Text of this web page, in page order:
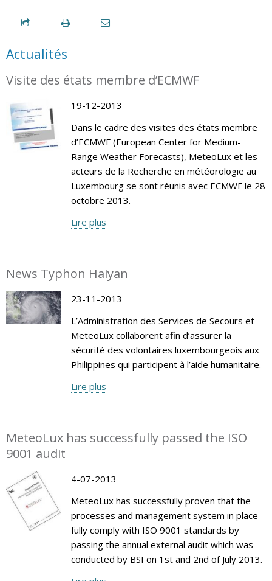
Actualités
Visite des états membre d’ECMWF
19-12-2013
Dans le cadre des visites des états membre
d’ECMWF (European Center for Medium-
Range Weather Forecasts), MeteoLux et les
acteurs de la Recherche en météorologie au
Luxembourg se sont réunis avec ECMWF le 28
octobre 2013.
Lire plus
News Typhon Haiyan
23-11-2013
L’Administration des Services de Secours et
MeteoLux collaborent afin d’assurer la
sécurité des volontaires luxembourgeois aux
Philippines qui participent à l’aide humanitaire.
Lire plus
MeteoLux has successfully passed the ISO
9001 audit
4-07-2013
MeteoLux has successfully proven that the
processes and management system in place
fully comply with ISO 9001 standards by
passing the annual external audit which was
conducted by BSI on 1st and 2nd of July 2013.